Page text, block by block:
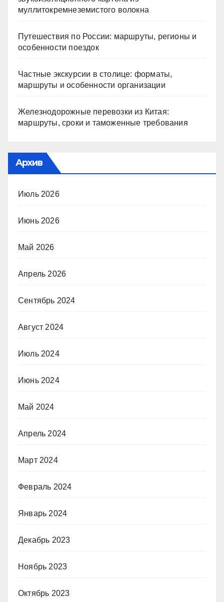
муллитокремнеземистого волокна
Путешествия по России: маршруты, регионы и
особенности поездок
Частные экскурсии в столице: форматы,
маршруты и особенности организации
Железнодорожные перевозки из Китая:
маршруты, сроки и таможенные требования
Архив
Июль 2026
Июнь 2026
Май 2026
Апрель 2026
Сентябрь 2024
Август 2024
Июль 2024
Июнь 2024
Май 2024
Апрель 2024
Март 2024
Февраль 2024
Январь 2024
Декабрь 2023
Ноябрь 2023
Октябрь 2023